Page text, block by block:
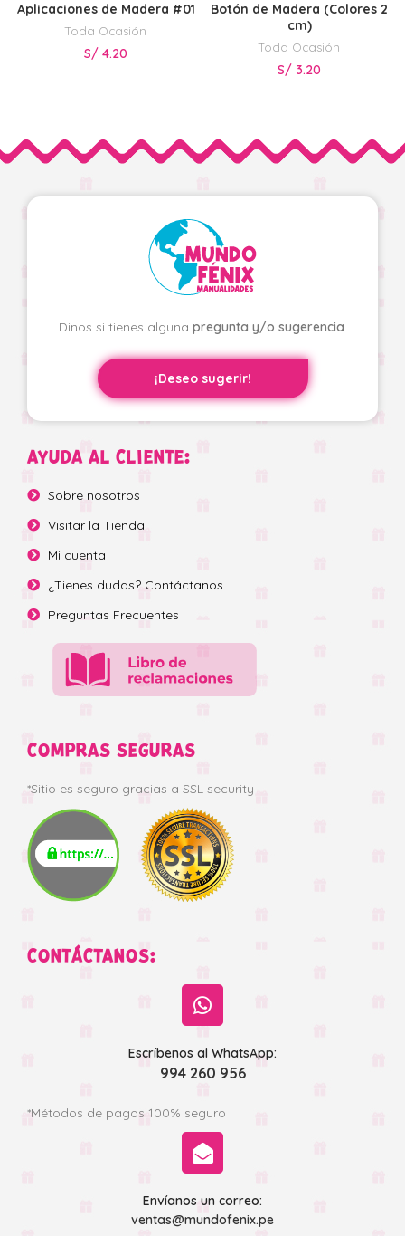
Aplicaciones de Madera #01
Toda Ocasión
S/ 4.20
Botón de Madera (Colores 2
cm)
Toda Ocasión
S/ 3.20
Dinos si tienes alguna pregunta y/o sugerencia.
¡Deseo sugerir!
AYUDA AL CLIENTE:
Sobre nosotros
Visitar la Tienda
Mi cuenta
¿Tienes dudas? Contáctanos
Preguntas Frecuentes
COMPRAS SEGURAS
*Sitio es seguro gracias a SSL security
CONTÁCTANOS:
Escríbenos al WhatsApp:
994 260 956
*Métodos de pagos 100% seguro
Envíanos un correo:
ventas@mundofenix.pe